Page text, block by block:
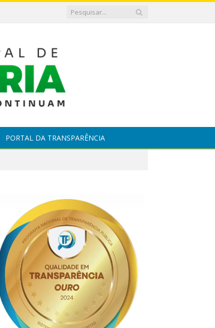
PORTAL DA TRANSPARÊNCIA